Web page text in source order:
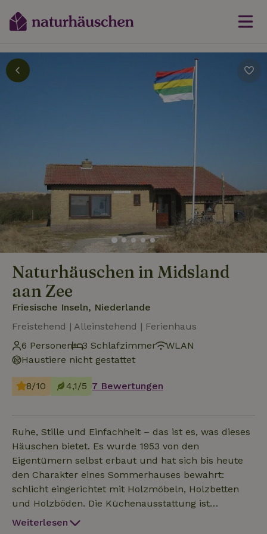
Naturhäuschen in Midsland
aan Zee
Friesische Inseln, Niederlande
Freistehend | Alleinstehend | Ferienhaus
6 Personen
3 Schlafzimmer
WLAN
Haustiere nicht gestattet
8/10 4,1/5 7 Bewertungen
Ruhe, Stille und Einfachheit – das ist es, was dieses
Häuschen bietet. Es wurde 1953 von den
Eigentümern selbst erbaut und hat sich bis heute
den Charakter eines Sommerhauses bewahrt:
schlicht eingerichtet mit Holzmöbeln, Holzbetten
und Holzböden. Die Küchenausstattung ist
bescheiden, reicht aber für einen Aufenthalt völlig
Weiterlesen